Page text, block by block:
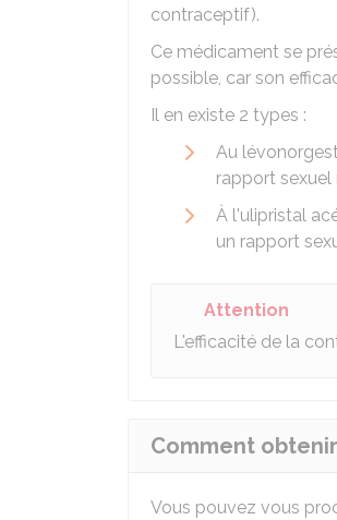
contraceptif).
Ce médicament se
possible, car son
Il en existe 2 types :
Au
rapport
À l'ulipristal
un rapport
Attention
L'efficacité de la
Comment
Vous pouvez vous